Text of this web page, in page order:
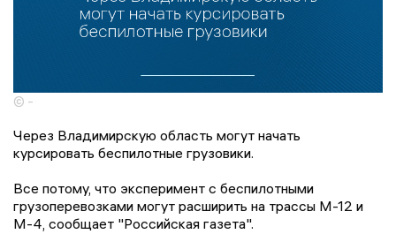
© -
Через Владимирскую область могут начать
курсировать беспилотные грузовики.
Все потому, что эксперимент с беспилотными
грузоперевозками могут расширить на трассы М-12 и
М-4, сообщает "Российская газета".